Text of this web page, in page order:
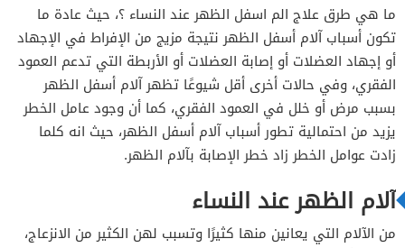
العلاج الطبيعي
الجراحة
أسباب أخرى
ما هي طرق علاج الم اسفل الظهر عند النساء ؟، حيث عادة ما
تكون أسباب آلام أسفل الظهر نتيجة مزيج من الإفراط في الإجهاد
أو إجهاد العضلات أو إصابة العضلات أو الأربطة التي تدعم العمود
الفقري، وفي حالات أخرى أقل شيوعًا تظهر آلام أسفل الظهر
بسبب مرض أو خلل في العمود الفقري، كما أن وجود عامل الخطر
يزيد من احتمالية تطور أسباب آلام أسفل الظهر، حيث انه كلما
زادت عوامل الخطر زاد خطر الإصابة بآلام الظهر.
آلام الظهر عند النساء
من الآلام التي يعانين منها كثيرًا وتسبب لهن الكثير من الانزعاج،